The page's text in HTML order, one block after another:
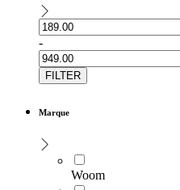
-
FILTER
Marque
Woom